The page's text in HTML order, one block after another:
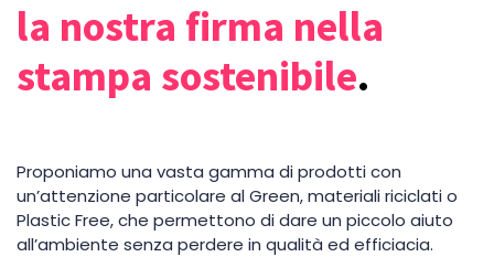
la nostra firma nella
stampa sostenibile.
Proponiamo una vasta gamma di prodotti con
un’attenzione particolare al Green, materiali riciclati o
Plastic Free, che permettono di dare un piccolo aiuto
all’ambiente senza perdere in qualità ed efficiacia.